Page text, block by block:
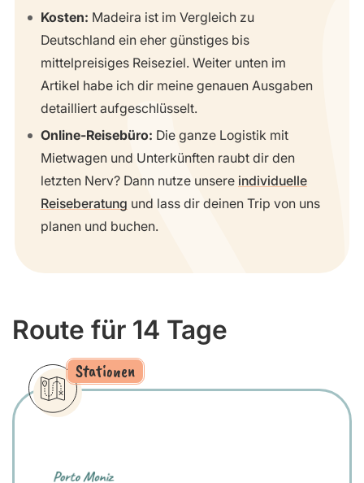
Kosten: Madeira ist im Vergleich zu
Deutschland ein eher günstiges bis
mittelpreisiges Reiseziel. Weiter unten im
Artikel habe ich dir meine genauen Ausgaben
detailliert aufgeschlüsselt.
Online-Reisebüro: Die ganze Logistik mit
Mietwagen und Unterkünften raubt dir den
letzten Nerv? Dann nutze unsere individuelle
Reiseberatung und lass dir deinen Trip von uns
planen und buchen.
Route für 14 Tage
Stationen